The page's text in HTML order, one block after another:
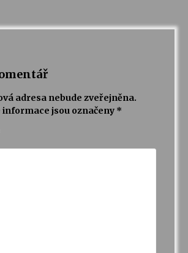
adresa nebude zveřejněna.
informace jsou označeny *